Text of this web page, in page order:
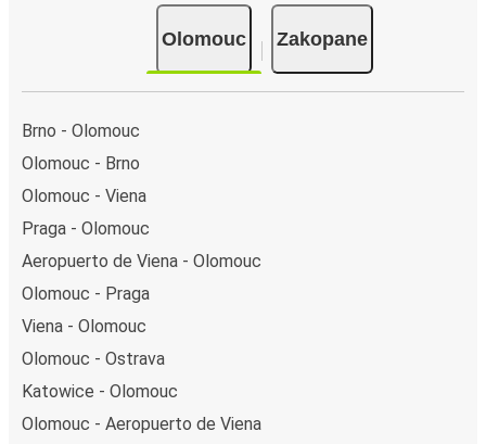
Olomouc Zakopane
Brno - Olomouc
Olomouc - Brno
Olomouc - Viena
Praga - Olomouc
Aeropuerto de Viena - Olomouc
Olomouc - Praga
Viena - Olomouc
Olomouc - Ostrava
Katowice - Olomouc
Olomouc - Aeropuerto de Viena